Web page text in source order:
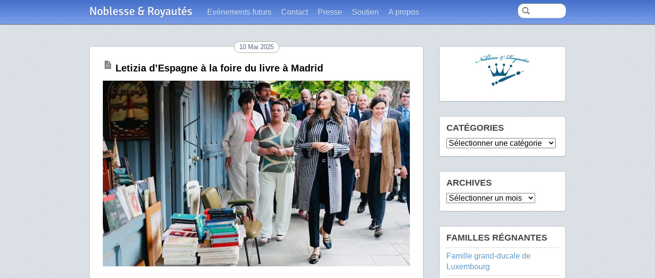
Noblesse & Royautés Evénements futurs Contact Presse Soutien A propos
10 Mai 2025
Letizia d’Espagne à la foire du livre à Madrid
CATÉGORIES
Catégories
ARCHIVES
Archives
FAMILLES RÉGNANTES
Famille grand-ducale de
Luxembourg